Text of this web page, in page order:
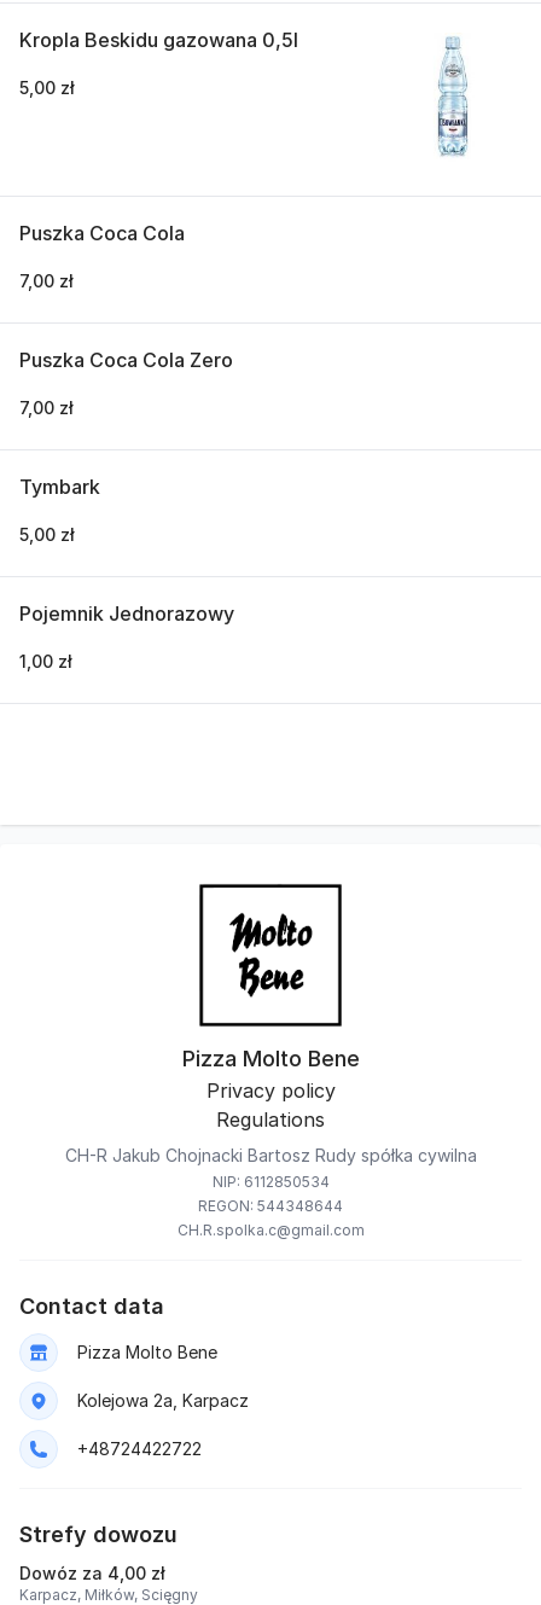
Kropla Beskidu gazowana 0,5l
5,00 zł
Puszka Coca Cola
7,00 zł
Puszka Coca Cola Zero
7,00 zł
Tymbark
5,00 zł
Pojemnik Jednorazowy
1,00 zł
Pizza Molto Bene
Privacy policy
Regulations
CH-R Jakub Chojnacki Bartosz Rudy spółka cywilna
NIP: 6112850534
REGON: 544348644
CH.R.spolka.c@gmail.com
Contact data
Pizza Molto Bene
Kolejowa 2a, Karpacz
+48724422722
Strefy dowozu
Dowóz za 4,00 zł
Karpacz, Miłków, Scięgny